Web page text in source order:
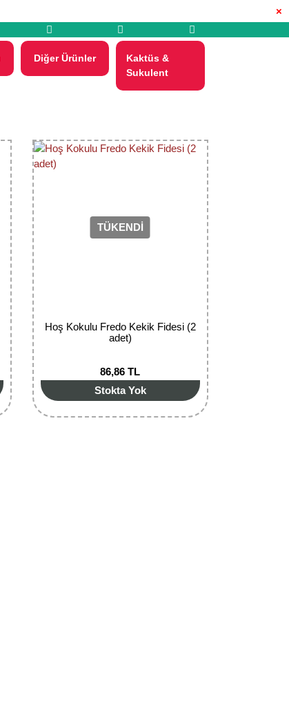
×
Diğer Ürünler
Kaktüs &
Sukulent
TÜKENDİ
Hoş Kokulu Fredo Kekik Fidesi (2
adet)
86,86 TL
Stokta Yok